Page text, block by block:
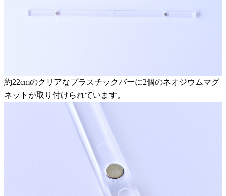
約22cmのクリアなプラスチックバーに2個のネオジウムマグ
ネットが取り付けられています。